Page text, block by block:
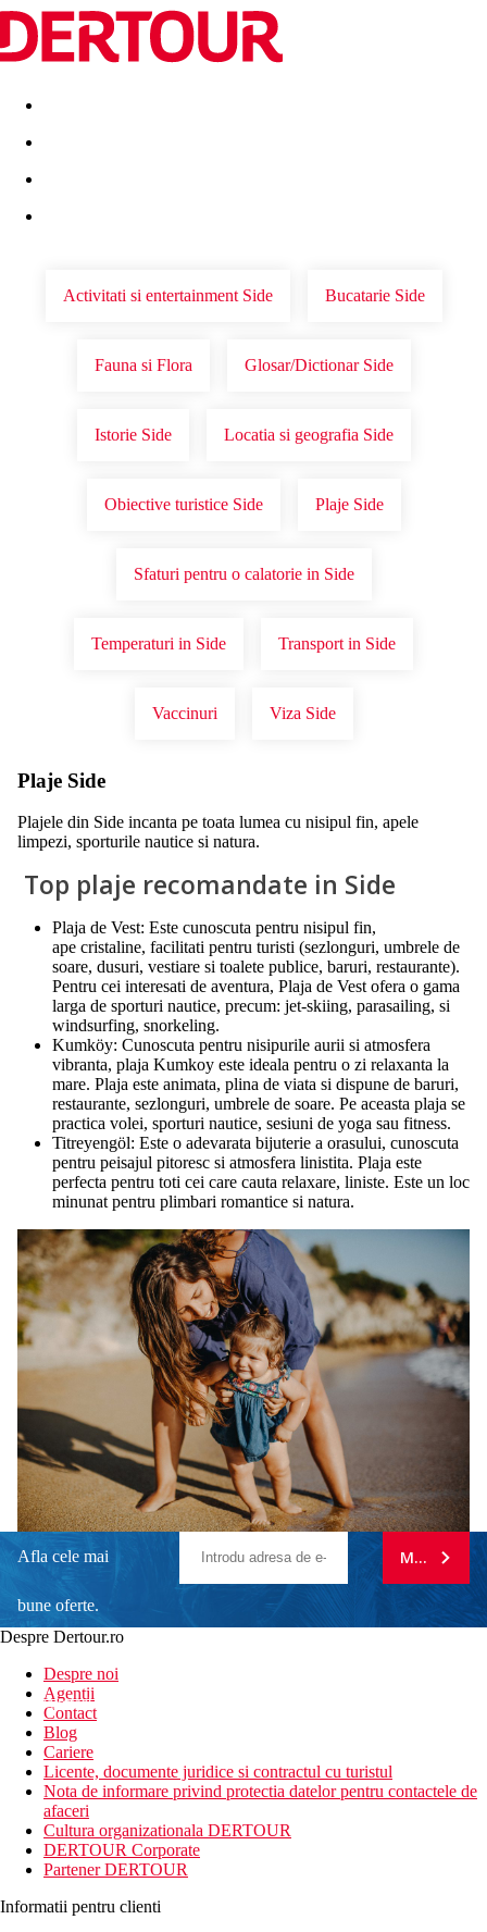
Destinatii Vacanta perfecta OFERTE DE NERATAT
Activitati si entertainment Side Bucatarie Side
Fauna si Flora Glosar/Dictionar Side
Istorie Side Locatia si geografia Side
Obiective turistice Side Plaje Side
Sfaturi pentru o calatorie in Side
Temperaturi in Side Transport in Side
Vaccinuri Viza Side
Plaje Side
Plajele din Side incanta pe toata lumea cu nisipul fin, apele
limpezi, sporturile nautice si natura.
Top plaje recomandate in Side
Plaja de Vest: Este cunoscuta pentru nisipul fin,
ape cristaline, facilitati pentru turisti (sezlonguri, umbrele de
soare, dusuri, vestiare si toalete publice, baruri, restaurante).
Pentru cei interesati de aventura, Plaja de Vest ofera o gama
larga de sporturi nautice, precum: jet-skiing, parasailing, si
windsurfing, snorkeling.
Kumköy: Cunoscuta pentru nisipurile aurii si atmosfera
vibranta, plaja Kumkoy este ideala pentru o zi relaxanta la
mare. Plaja este animata, plina de viata si dispune de baruri,
restaurante, sezlonguri, umbrele de soare. Pe aceasta plaja se
practica volei, sporturi nautice, sesiuni de yoga sau fitness.
Titreyengöl: Este o adevarata bijuterie a orasului, cunoscuta
pentru peisajul pitoresc si atmosfera linistita. Plaja este
perfecta pentru toti cei care cauta relaxare, liniste. Este un loc
minunat pentru plimbari romantice si natura.
Afla cele mai
bune oferte.
newsletter!
MA
Despre Dertour.ro
Despre noi
Agentii
Contact
Blog
Cariere
Licente, documente juridice si contractul cu turistul
Nota de informare privind protectia datelor pentru contactele de
afaceri
Cultura organizationala DERTOUR
DERTOUR Corporate
Partener DERTOUR
Informatii pentru clienti